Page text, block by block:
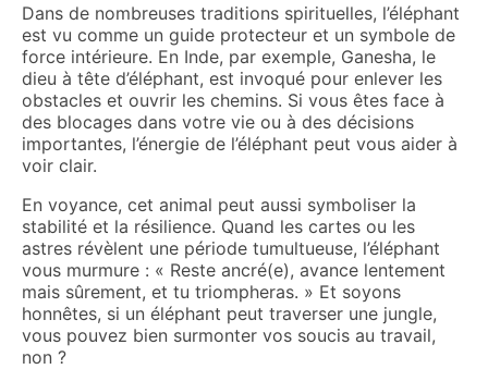
Dans de nombreuses traditions spirituelles, l’éléphant
est vu comme un guide protecteur et un symbole de
force intérieure. En Inde, par exemple, Ganesha, le
dieu à tête d’éléphant, est invoqué pour enlever les
obstacles et ouvrir les chemins. Si vous êtes face à
des blocages dans votre vie ou à des décisions
importantes, l’énergie de l’éléphant peut vous aider à
voir clair.
En voyance, cet animal peut aussi symboliser la
stabilité et la résilience. Quand les cartes ou les
astres révèlent une période tumultueuse, l’éléphant
vous murmure : « Reste ancré(e), avance lentement
mais sûrement, et tu triompheras. » Et soyons
honnêtes, si un éléphant peut traverser une jungle,
vous pouvez bien surmonter vos soucis au travail,
non ?